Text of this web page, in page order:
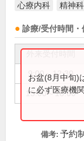
心療内科 精神科
診療/受付時間・
9:00～12:30
15:00～18:00
お盆(8月中旬)
に必ず医療機
備考: 予約制